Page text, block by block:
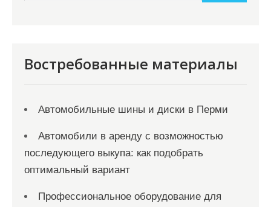
Востребованные материалы
Автомобильные шины и диски в Перми
Автомобили в аренду с возможностью
последующего выкупа: как подобрать
оптимальный вариант
Профессиональное оборудование для